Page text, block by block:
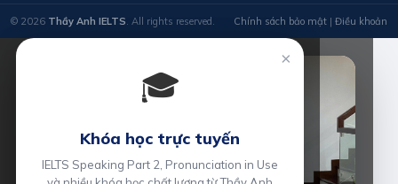
© 2026 Thầy Anh IELTS. All rights reserved. Chính sách bảo mật | Điều khoản
×
🎓
Khóa học trực tuyến
IELTS Speaking Part 2, Pronunciation in Use